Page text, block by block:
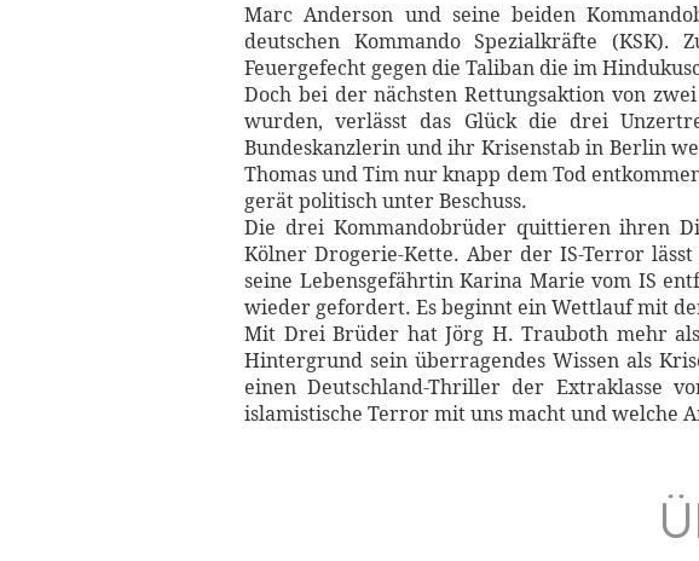
Marc Anderson und seine beiden
deutschen Kommando Spezialkräfte
Feuergefecht gegen die Taliban die im
Doch bei der nächsten Rettungsaktion von
wurden, verlässt das Glück die drei
Bundeskanzlerin und ihr Krisenstab in Berlin
Thomas und Tim nur knapp dem Tod
gerät politisch unter Beschuss.
Die drei Kommandobrüder quittieren ihren
Kölner Drogerie-Kette. Aber der IS-Terror
seine Lebensgefährtin Karina Marie vom IS
wieder gefordert. Es beginnt ein Wettlauf mit
Mit Drei Brüder hat Jörg H. Trauboth mehr
Hintergrund sein überragendes Wissen als
einen Deutschland-Thriller der Extraklasse
islamistische Terror mit uns macht und welche